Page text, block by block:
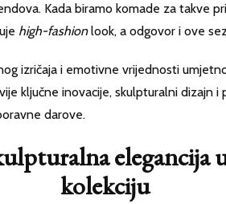
Kada biramo komade za takve
high-fashionlook, a odgovor i ove
izričaja i emotivne vrijednosti
ključne inovacije, skulpturalni dizajn i
darove.
elegancija
kolekciju